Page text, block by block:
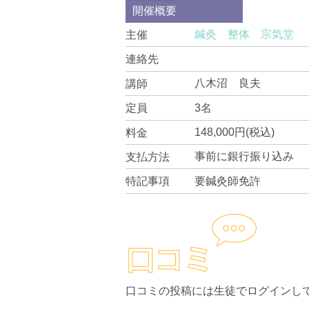
開催概要
主催 鍼灸 整体 宗気堂
連絡先
講師 八木沼 良夫
定員 3名
料金 148,000円(税込)
支払方法 事前に銀行振り込み
特記事項 要鍼灸師免許
口コミの投稿には生徒でログインし